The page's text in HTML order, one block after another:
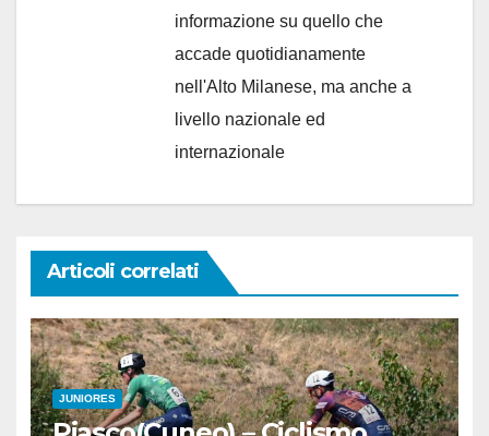
informazione su quello che
accade quotidianamente
nell'Alto Milanese, ma anche a
livello nazionale ed
internazionale
Articoli correlati
JUNIORES